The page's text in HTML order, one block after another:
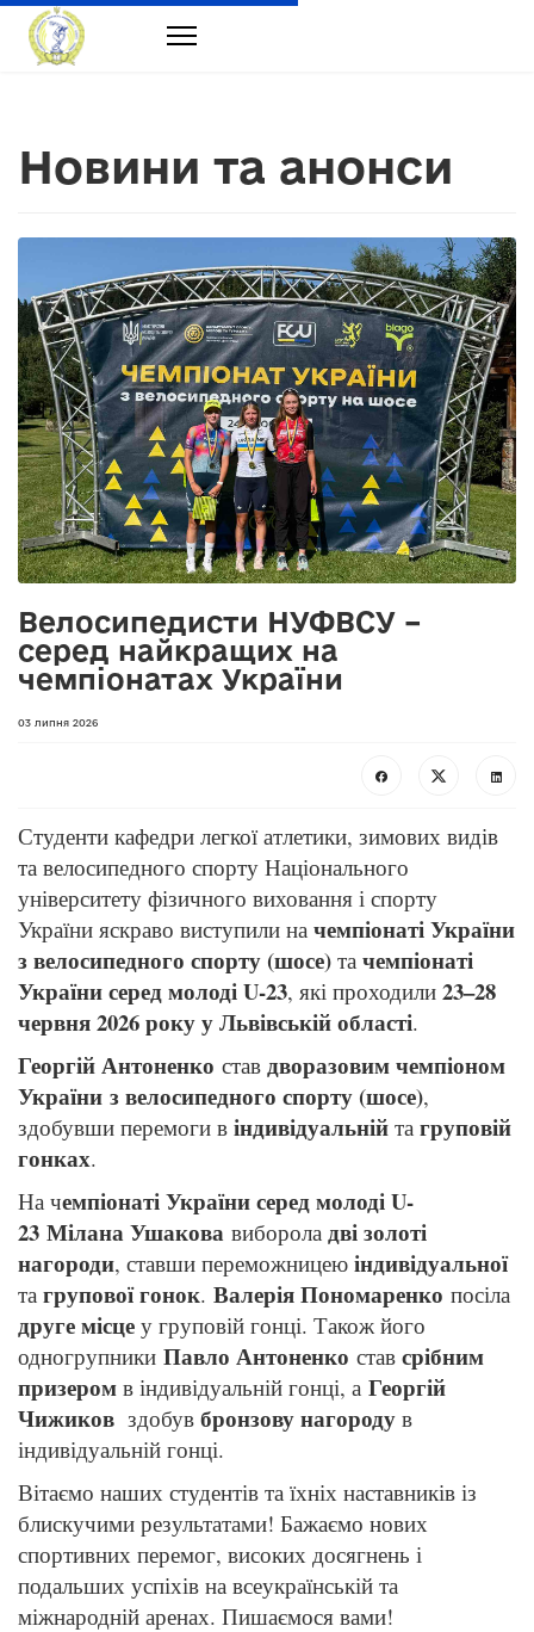
Новини та анонси
Велосипедисти НУФВСУ –
серед найкращих на
чемпіонатах України
03 липня 2026
Студенти кафедри легкої атлетики, зимових видів
та велосипедного спорту Національного
університету фізичного виховання і спорту
України яскраво виступили на чемпіонаті України
з велосипедного спорту (шосе) та чемпіонаті
України серед молоді U-23, які проходили 23–28
червня 2026 року у Львівській області.
Георгій Антоненко став дворазовим чемпіоном
України з велосипедного спорту (шосе),
здобувши перемоги в індивідуальній та груповій
гонках.
На чемпіонаті України серед молоді U-
23 Мілана Ушакова виборола дві золоті
нагороди, ставши переможницею індивідуальної
та групової гонок. Валерія Пономаренко посіла
друге місце у груповій гонці. Також його
одногрупники Павло Антоненко став срібним
призером в індивідуальній гонці, а Георгій
Чижиков здобув бронзову нагороду в
індивідуальній гонці.
Вітаємо наших студентів та їхніх наставників із
блискучими результатами! Бажаємо нових
спортивних перемог, високих досягнень і
подальших успіхів на всеукраїнській та
міжнародній аренах. Пишаємося вами!